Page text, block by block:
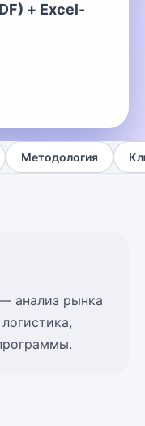
+ Excel-
Методология
анализ рынка